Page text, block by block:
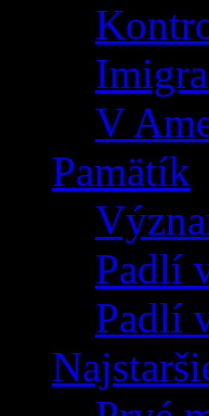
V
Pamätík
Padlí
Padlí